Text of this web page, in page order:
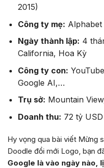
2015)
Công ty mẹ: Alphabet
Ngày thành lập: 4
California, Hoa Kỳ
Công ty con:
Google AI,…
Trụ sở: Mountain
Doanh thu: 72 tỷ
Hy vọng qua bài viết Mừng
Doodle đổi mới Logo, bạn
Google là vào ngày nào,